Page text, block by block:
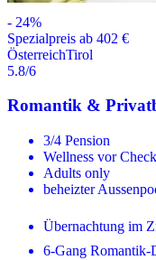
- 24%
Spezialpreis ab 402 €
ÖsterreichTirol
5.8/6
Romantik &
3/4 Pension
Wellness vor
Adults only
beheizter
Übernachtung im
6-Gang Romantik-